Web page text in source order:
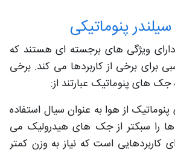
پنوماتیکی
ویژگی های برجسته ای هستند که
برای برخی از کاربردها می کند. برخی
های پنوماتیک عبارتند از:
از هوا به عنوان سیال استفاده
را سبکتر از جک های هیدرولیک می
کاربردهایی است که نیاز به وزن کمتر